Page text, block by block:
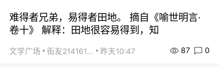
难得者兄弟，易得者田地。 摘自《喻世明言·
卷十》 解释：田地很容易得到，知
文学广场 街友21416156 昨天10:47 87 0